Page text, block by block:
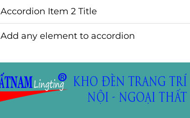
Accordion Item 2 Title
Add any element to accordion